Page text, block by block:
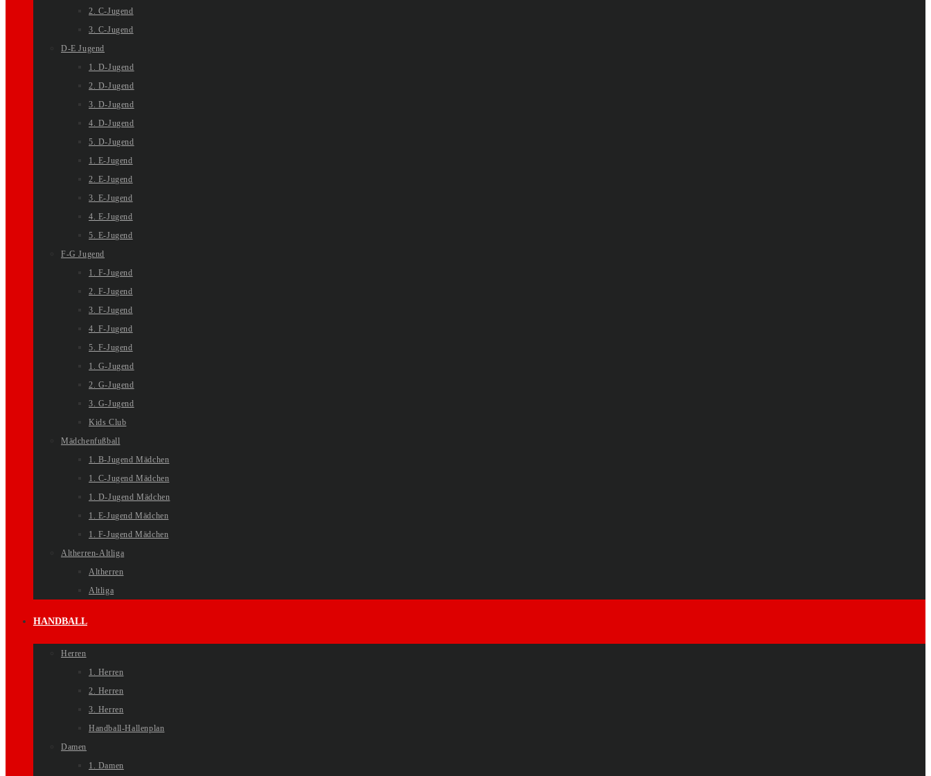
2. C-Jugend
3. C-Jugend
D-E Jugend
1. D-Jugend
2. D-Jugend
3. D-Jugend
4. D-Jugend
5. D-Jugend
1. E-Jugend
2. E-Jugend
3. E-Jugend
4. E-Jugend
5. E-Jugend
F-G Jugend
1. F-Jugend
2. F-Jugend
3. F-Jugend
4. F-Jugend
5. F-Jugend
1. G-Jugend
2. G-Jugend
3. G-Jugend
Kids Club
Mädchenfußball
1. B-Jugend Mädchen
1. C-Jugend Mädchen
1. D-Jugend Mädchen
1. E-Jugend Mädchen
1. F-Jugend Mädchen
Altherren-Altliga
Altherren
Altliga
HANDBALL
Herren
1. Herren
2. Herren
3. Herren
Handball-Hallenplan
Damen
1. Damen